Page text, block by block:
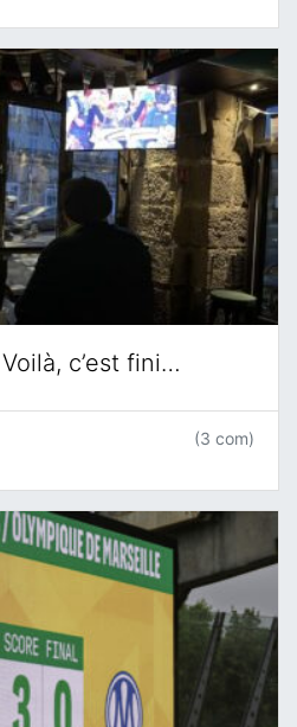
c’est fini…
(3 com)